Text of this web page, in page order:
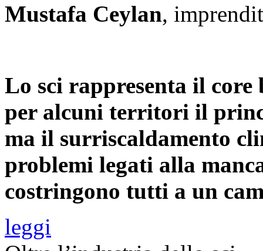
Mustafa Ceylan,
Lo sci rappresenta il core
per alcuni territori il
ma il surriscaldamento
problemi legati alla
costringono tutti a un
leggi